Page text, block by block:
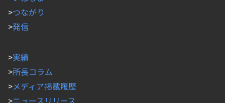
>つながり
>発信
>実績
>所長コラム
>メディア掲載履歴
>ニュースリリース